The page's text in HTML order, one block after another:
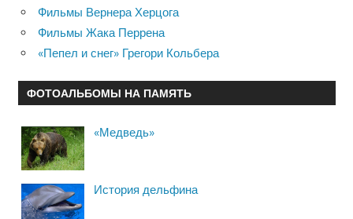
Фильмы Вернера Херцога
Фильмы Жака Перрена
«Пепел и снег» Грегори Кольбера
ФОТОАЛЬБОМЫ НА ПАМЯТЬ
«Медведь»
История дельфина